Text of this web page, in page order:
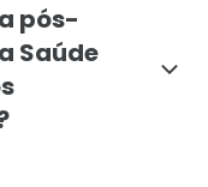
pós-
Saúde